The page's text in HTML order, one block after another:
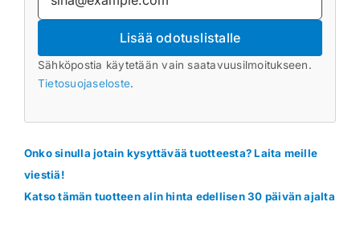
Lisää odotuslistalle
Sähköpostia käytetään vain saatavuusilmoitukseen.
Tietosuojaseloste.
Onko sinulla jotain kysyttävää tuotteesta? Laita meille
viestiä!
Katso tämän tuotteen alin hinta edellisen 30 päivän ajalta